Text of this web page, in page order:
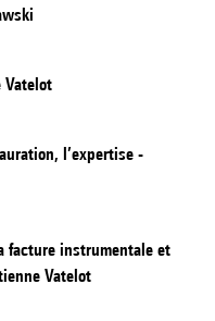
Vatelot
l’expertise -
facture instrumentale et
Vatelot